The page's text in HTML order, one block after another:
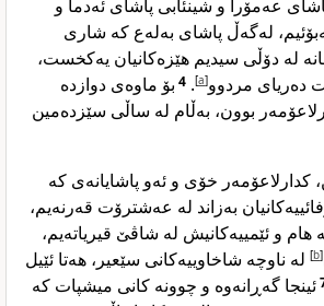
عەمۆرا و شینئابی پاشای ئەدما و
لەگەڵ پاشای بەلەع کە شاری
لە دۆڵی سیدیم هێزەکانیان یەکخست،
دەریای مردوو[
a
]
.
4 بۆ ماوەی دوازدە
بوون، بەڵام لە ساڵی سێزدەمین
کدارلاعۆمەر خۆی و ئەو پاشایانەی کە
بەزاند لە عەشترۆت قەرنەیم،
هام و ئێمییەکانیش لە شاڤێ قیریاتەیم،
[
b
] لە ناوچە شاخاوییەکانی سێعیر، هەتا ئێیل
ئینجا گەڕانەوە و چوونە کانی میشپات کە